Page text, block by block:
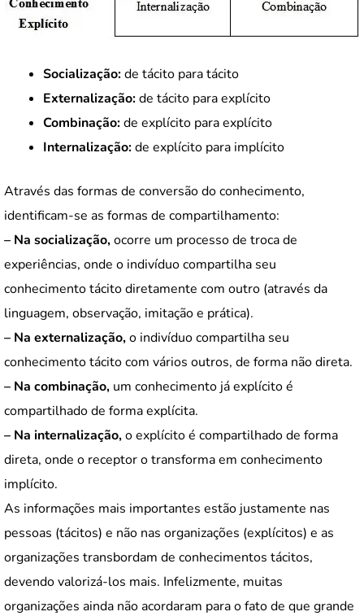
Socialização:de tácito para tácito
Externalização:de tácito para explícito
Combinação:de explícito para explícito
Internalização:de explícito para implícito
Através das formas de conversão do conhecimento,
identificam-se as formas de compartilhamento:
– Na socialização,ocorre um processo de troca de
experiências, onde o indivíduo compartilha seu
conhecimento tácito diretamente com outro (através da
linguagem, observação, imitação e prática).
– Na externalização,o indivíduo compartilha seu
conhecimento tácito com vários outros, de forma não direta.
– Na combinação, um conhecimento já explícito é
compartilhado de forma explícita.
– Na internalização,o explícito é compartilhado de forma
direta, onde o receptor o transforma em conhecimento
implícito.
As informações mais importantes estão justamente nas
pessoas (tácitos) e não nas organizações (explícitos) e as
organizações transbordam de conhecimentos tácitos,
devendo valorizá-los mais. Infelizmente, muitas
organizações ainda não acordaram para o fato de que grande